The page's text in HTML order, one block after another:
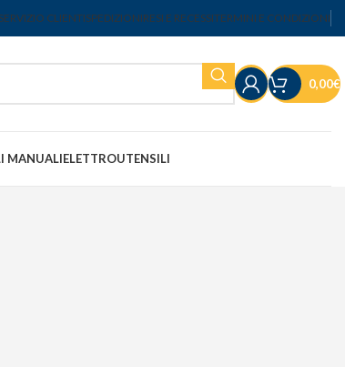
SERVIZIO CLIENTISPEDIZIONIRESI E RECESSITERMINI E CONDIZIONI
0,00€
MANUALIELETTROUTENSILI